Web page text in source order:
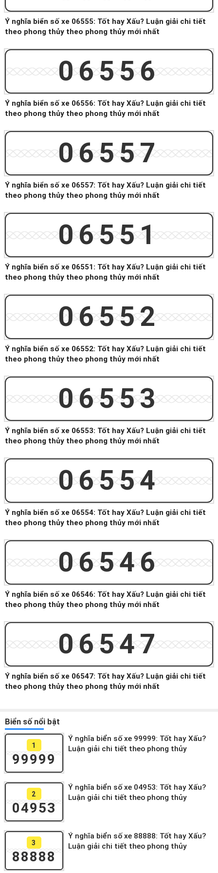
Ý nghĩa biển số xe 06555: Tốt hay Xấu? Luận giải chi tiết
theo phong thủy theo phong thủy mới nhất
06556
Ý nghĩa biển số xe 06556: Tốt hay Xấu? Luận giải chi tiết
theo phong thủy theo phong thủy mới nhất
06557
Ý nghĩa biển số xe 06557: Tốt hay Xấu? Luận giải chi tiết
theo phong thủy theo phong thủy mới nhất
06551
Ý nghĩa biển số xe 06551: Tốt hay Xấu? Luận giải chi tiết
theo phong thủy theo phong thủy mới nhất
06552
Ý nghĩa biển số xe 06552: Tốt hay Xấu? Luận giải chi tiết
theo phong thủy theo phong thủy mới nhất
06553
Ý nghĩa biển số xe 06553: Tốt hay Xấu? Luận giải chi tiết
theo phong thủy theo phong thủy mới nhất
06554
Ý nghĩa biển số xe 06554: Tốt hay Xấu? Luận giải chi tiết
theo phong thủy theo phong thủy mới nhất
06546
Ý nghĩa biển số xe 06546: Tốt hay Xấu? Luận giải chi tiết
theo phong thủy theo phong thủy mới nhất
06547
Ý nghĩa biển số xe 06547: Tốt hay Xấu? Luận giải chi tiết
theo phong thủy theo phong thủy mới nhất
Biển số nổi bật
1
99999
Ý nghĩa biển số xe 99999: Tốt hay Xấu?
Luận giải chi tiết theo phong thủy
2
04953
Ý nghĩa biển số xe 04953: Tốt hay Xấu?
Luận giải chi tiết theo phong thủy
3
88888
Ý nghĩa biển số xe 88888: Tốt hay Xấu?
Luận giải chi tiết theo phong thủy